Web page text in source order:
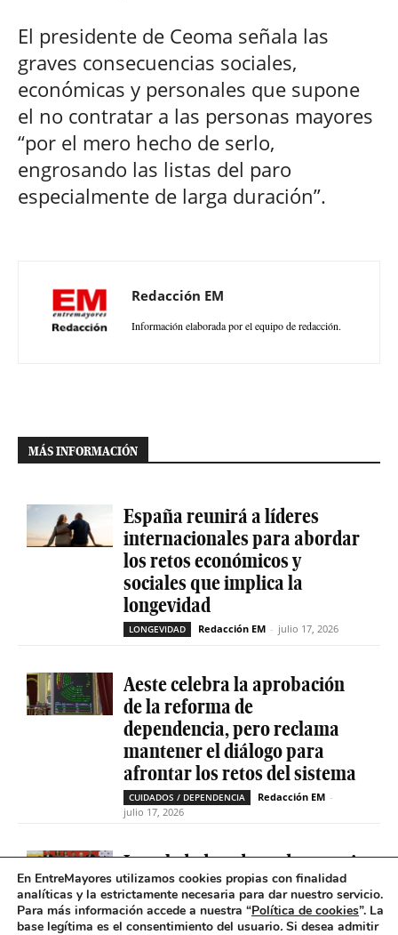
El presidente de Ceoma señala las
graves consecuencias sociales,
económicas y personales que supone
el no contratar a las personas mayores
“por el mero hecho de serlo,
engrosando las listas del paro
especialmente de larga duración”.
Redacción EM
Información elaborada por el equipo de redacción.
MÁS INFORMACIÓN
España reunirá a líderes
internacionales para abordar
los retos económicos y
sociales que implica la
longevidad
LONGEVIDAD Redacción EM - julio 17, 2026
Aeste celebra la aprobación
de la reforma de
dependencia, pero reclama
mantener el diálogo para
afrontar los retos del sistema
CUIDADOS / DEPENDENCIA Redacción EM -
julio 17, 2026
La soledad no deseada es casi
cinco veces superior entre
personas que tienen
problemas de salud mental
En EntreMayores utilizamos cookies propias con finalidad
analíticas y la estrictamente necesaria para dar nuestro servicio.
Para más información accede a nuestra “Política de cookies”. La
base legítima es el consentimiento del usuario. Si desea admitir